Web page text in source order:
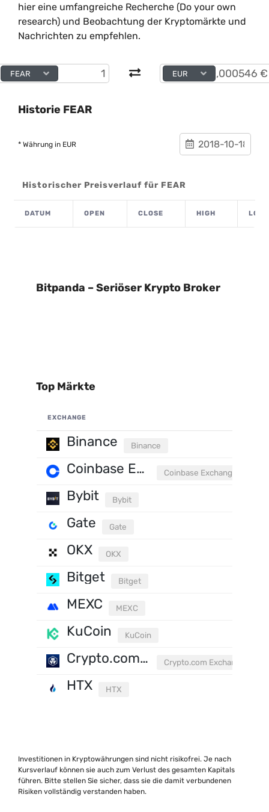
hier eine umfangreiche Recherche (Do your own
research) und Beobachtung der Kryptomärkte und
Nachrichten zu empfehlen.
FEAR EUR
Historie FEAR
* Währung in EUR
Historischer Preisverlauf für FEAR
DATUM OPEN CLOSE HIGH LOW
Bitpanda – Seriöser Krypto Broker
Top Märkte
EXCHANGE
Binance Binance
Coinbase Exchange Coinbase Exchange
Bybit Bybit
Gate Gate
OKX OKX
Bitget Bitget
MEXC MEXC
KuCoin KuCoin
Crypto.com Exchange Crypto.com Exchange
HTX HTX
Investitionen in Kryptowährungen sind nicht risikofrei. Je nach
Kursverlauf können sie auch zum Verlust des gesamten Kapitals
führen. Bitte stellen Sie sicher, dass sie die damit verbundenen
Risiken vollständig verstanden haben.